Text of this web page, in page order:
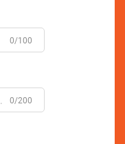
0/100
0/200